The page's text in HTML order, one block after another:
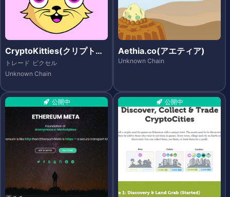
CryptoKitties(クリプトキ
ティーズ)
トレード ピクセル
Unknown Chain
Aethia.co(アエティア)
Unknown Chain
公開中 公開中